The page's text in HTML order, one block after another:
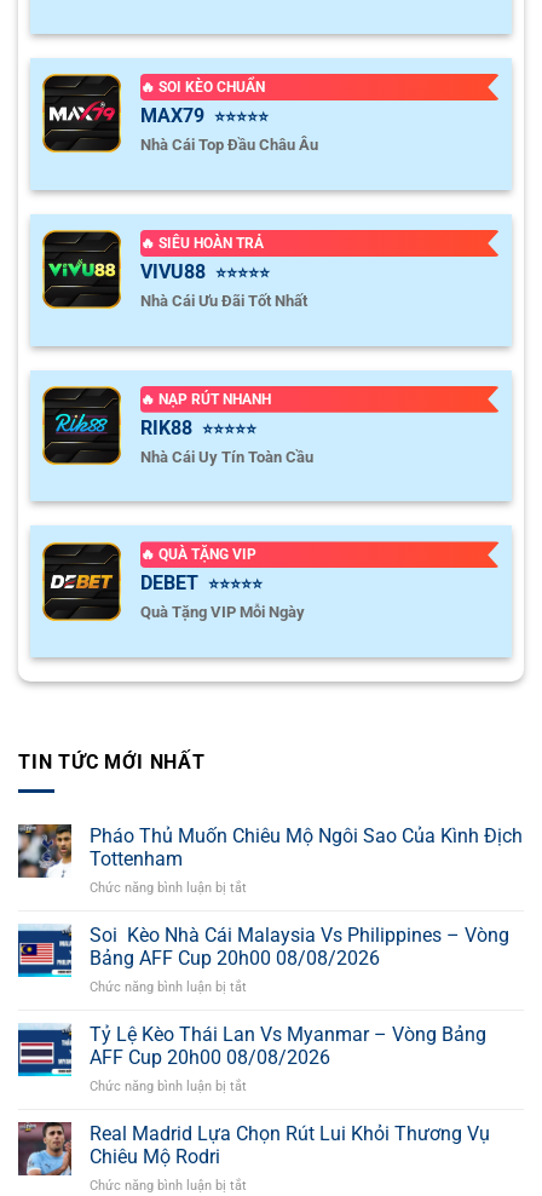
🔥 SOI KÈO CHUẨN
MAX79 ⭐⭐⭐⭐⭐
Nhà Cái Top Đầu Châu Âu
🔥 SIÊU HOÀN TRẢ
VIVU88 ⭐⭐⭐⭐⭐
Nhà Cái Ưu Đãi Tốt Nhất
🔥 NẠP RÚT NHANH
RIK88 ⭐⭐⭐⭐⭐
Nhà Cái Uy Tín Toàn Cầu
🔥 QUÀ TẶNG VIP
DEBET ⭐⭐⭐⭐⭐
Quà Tặng VIP Mỗi Ngày
TIN TỨC MỚI NHẤT
Pháo Thủ Muốn Chiêu Mộ Ngôi Sao Của Kình Địch
Tottenham
Chức năng bình luận bị tắt
Thủ
Muốn
Sao
Của
Soi Kèo Nhà Cái Malaysia Vs Philippines – Vòng
Bảng AFF Cup 20h00 08/08/2026
Chức năng bình luận bị tắt
Kèo
Nhà
Cái
Philippines
Tỷ Lệ Kèo Thái Lan Vs Myanmar – Vòng Bảng
AFF Cup 20h00 08/08/2026
Chức năng bình luận bị tắt
Lệ
Kèo
Real Madrid Lựa Chọn Rút Lui Khỏi Thương Vụ
Chiêu Mộ Rodri
Chức năng bình luận bị tắt